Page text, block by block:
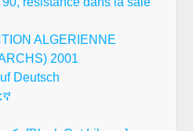
ALGERIENNE
2001
Deutsch